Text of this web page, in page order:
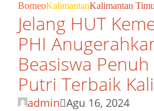
BorneoKalimantanKalimantan
Jelang HUT
PHI
Beasiswa
Putri Terbaik
admin Agu 16, 2024